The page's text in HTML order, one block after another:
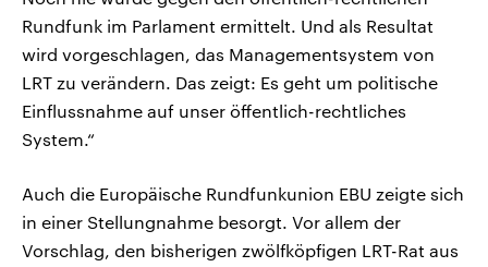
Rundfunk im Parlament ermittelt. Und als Resultat
wird vorgeschlagen, das Managementsystem von
LRT zu verändern. Das zeigt: Es geht um politische
Einflussnahme auf unser öffentlich-rechtliches
System.“
Auch die Europäische Rundfunkunion EBU zeigte sich
in einer Stellungnahme besorgt. Vor allem der
Vorschlag, den bisherigen zwölfköpfigen LRT-Rat aus